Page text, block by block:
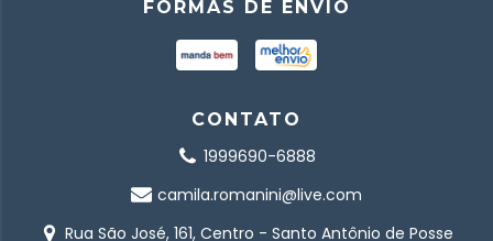
FORMAS DE ENVIO
CONTATO
1999690-6888
camila.romanini@live.com
Rua São José, 161, Centro - Santo Antônio de Posse